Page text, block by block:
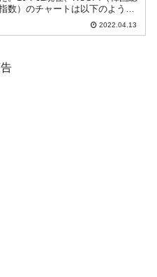
数）のチャートは以下のように
』より引用）。本日は戻
2022.04.13